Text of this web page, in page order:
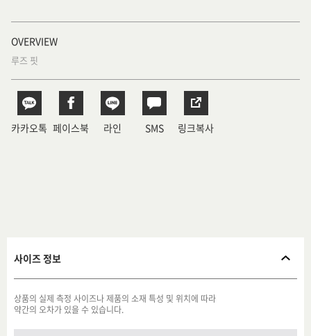
OVERVIEW
루즈 핏
카카오톡 페이스북 라인 SMS 링크복사
사이즈 정보
상품의 실제 측정 사이즈나 제품의 소재 특성 및 위치에 따라
약간의 오차가 있을 수 있습니다.